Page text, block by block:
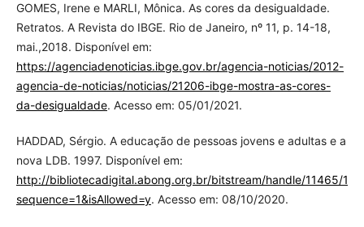
GOMES, Irene e MARLI, Mônica. As cores da desigualdade.
Retratos. A Revista do IBGE. Rio de Janeiro, nº 11, p. 14-18,
mai.,2018. Disponível em:
https://agenciadenoticias.ibge.gov.br/agencia-noticias/2012-
agencia-de-noticias/noticias/21206-ibge-mostra-as-cores-
da-desigualdade. Acesso em: 05/01/2021.
HADDAD, Sérgio. A educação de pessoas jovens e adultas e a
nova LDB. 1997. Disponível em:
http://bibliotecadigital.abong.org.br/bitstream/handle/11465/
sequence=1&isAllowed=y. Acesso em: 08/10/2020.